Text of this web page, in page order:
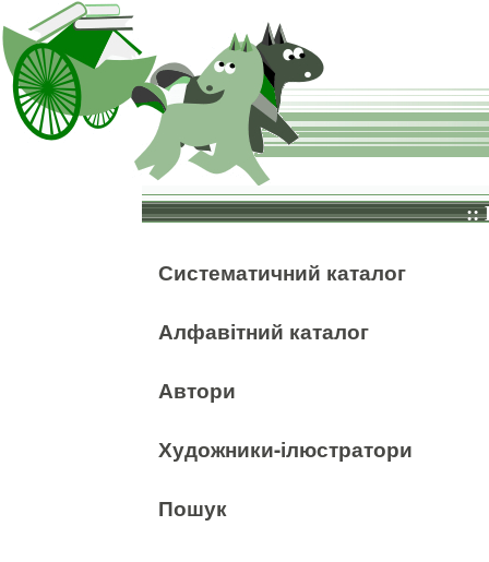
::
Систематичний каталог
Алфавітний каталог
Автори
Художники-ілюстратори
Пошук